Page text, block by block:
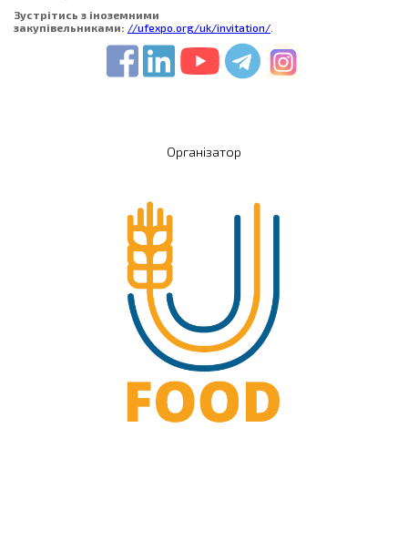
Зустрітись з іноземними
закупівельниками: //ufexpo.org/uk/invitation/
Організатор